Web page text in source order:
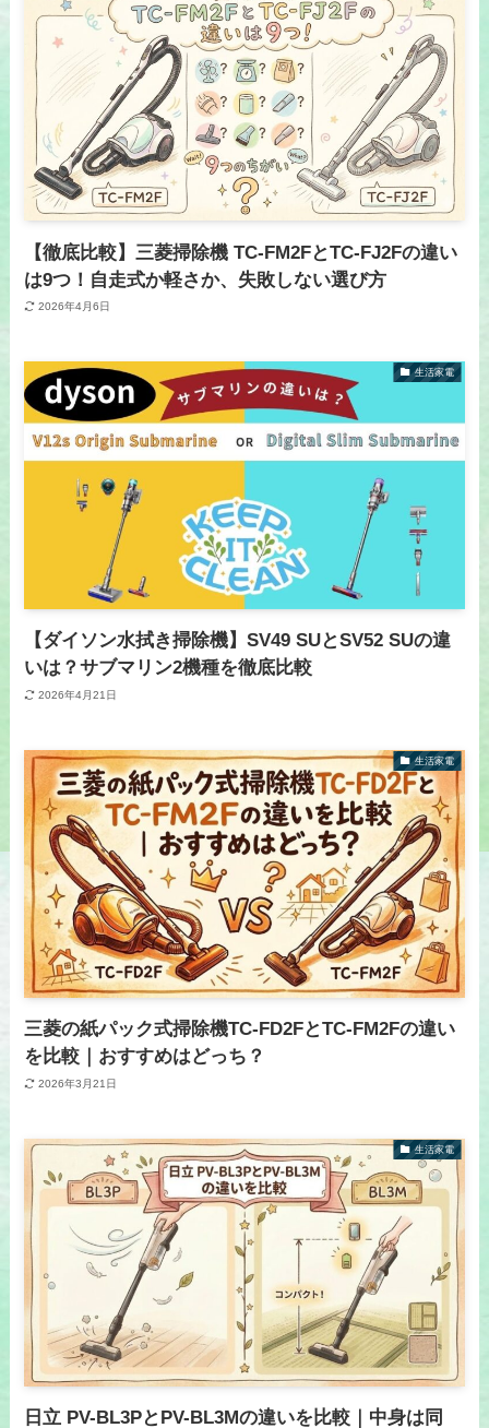
【徹底比較】三菱掃除機 TC-FM2FとTC-FJ2Fの違い
は9つ！自走式か軽さか、失敗しない選び方
2026年4月6日
生活家電
【ダイソン水拭き掃除機】SV49 SUとSV52 SUの違
いは？サブマリン2機種を徹底比較
2026年4月21日
生活家電
三菱の紙パック式掃除機TC-FD2FとTC-FM2Fの違い
を比較｜おすすめはどっち？
2026年3月21日
生活家電
日立 PV-BL3PとPV-BL3Mの違いを比較｜中身は同